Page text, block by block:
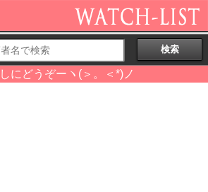
にどうぞーヽ(＞。＜*)ノ